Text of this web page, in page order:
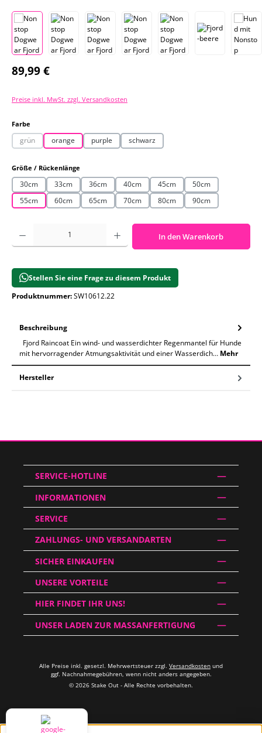
Regulärer Preis:
89,99 €
Preise inkl. MwSt. zzgl. Versandkosten
Farbe
grün
(Diese Option ist zurzeit nicht verfügbar.)
orange purple schwarz
Größe / Rückenlänge
30cm 33cm 36cm 40cm 45cm
50cm
55cm
60cm 65cm 70cm 80cm 90cm
Produkt Anzahl: Gib den gewünschten Wert ein oder benutze die
In den Warenkorb
Stellen Sie eine Frage zu diesem Produkt
Produktnummer:SW10612.22
Beschreibung
Fjord Raincoat Ein wind- und wasserdichter Regenmantel für Hunde
mit hervorragender Atmungsaktivität und einer Wasserdich… Mehr
Hersteller
SERVICE-HOTLINE
INFORMATIONEN
SERVICE
ZAHLUNGS- UND VERSANDARTEN
SICHER EINKAUFEN
UNSERE VORTEILE
HIER FINDET IHR UNS!
UNSER LADEN ZUR MASSANFERTIGUNG
Alle Preise inkl. gesetzl. Mehrwertsteuer zzgl. Versandkosten und
ggf. Nachnahmegebühren, wenn nicht anders angegeben.
© 2026 Stake Out - Alle Rechte vorbehalten.